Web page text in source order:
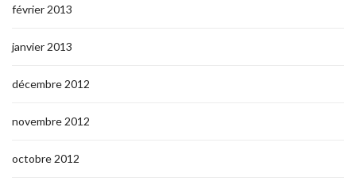
février 2013
janvier 2013
décembre 2012
novembre 2012
octobre 2012